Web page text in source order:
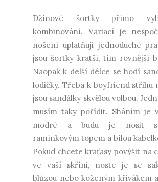
Džínové šortky přímo
kombinování. Variací je
nošení uplatňuji jednoduché
jsou šortky kratší, tím rovnější
Naopak k delší délce se hodí
lodičky. Třeba k boyfriend střihu
jsou sandálky skvělou volbou.
musím taky pořídit. Sháním je
modré a budu je nosit s
ramínkovým topem a bílou
Pokud chcete kraťasy povýšit na
ve vaší skříni, noste je se
blůzou nebo koženým křivákem